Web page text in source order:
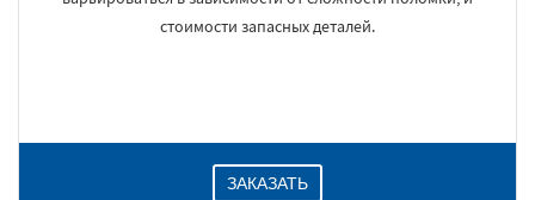
стоимости запасных деталей.
ЗАКАЗАТЬ